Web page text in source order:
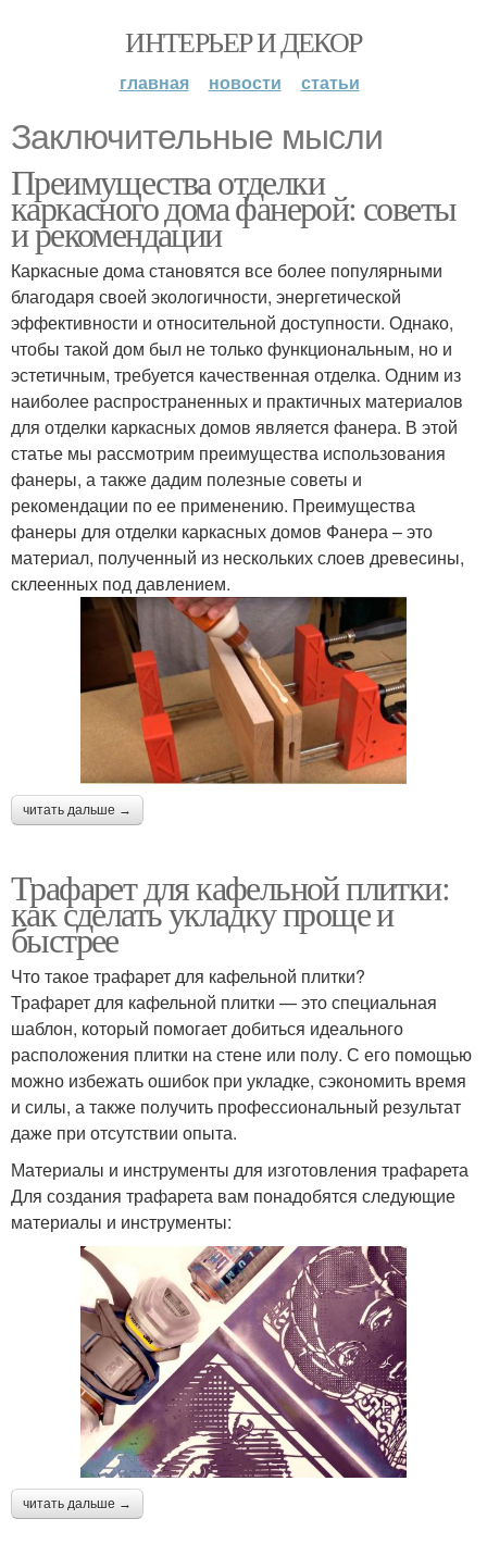
ИНТЕРЬЕР И ДЕКОР
главная новости статьи
Заключительные мысли
Преимущества отделки
каркасного дома фанерой: советы
и рекомендации
Каркасные дома становятся все более популярными
благодаря своей экологичности, энергетической
эффективности и относительной доступности. Однако,
чтобы такой дом был не только функциональным, но и
эстетичным, требуется качественная отделка. Одним из
наиболее распространенных и практичных материалов
для отделки каркасных домов является фанера. В этой
статье мы рассмотрим преимущества использования
фанеры, а также дадим полезные советы и
рекомендации по ее применению. Преимущества
фанеры для отделки каркасных домов Фанера – это
материал, полученный из нескольких слоев древесины,
склеенных под давлением.
читать дальше →
Трафарет для кафельной плитки:
как сделать укладку проще и
быстрее
Что такое трафарет для кафельной плитки?
Трафарет для кафельной плитки — это специальная
шаблон, который помогает добиться идеального
расположения плитки на стене или полу. С его помощью
можно избежать ошибок при укладке, сэкономить время
и силы, а также получить профессиональный результат
даже при отсутствии опыта.
Материалы и инструменты для изготовления трафарета
Для создания трафарета вам понадобятся следующие
материалы и инструменты:
читать дальше →